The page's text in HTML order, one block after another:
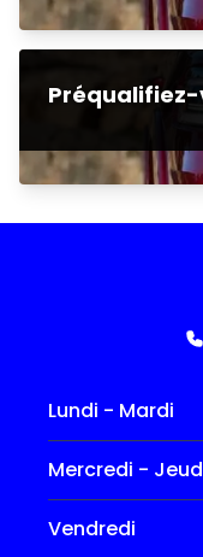
Lundi - Mardi
Mercredi -
Vendredi